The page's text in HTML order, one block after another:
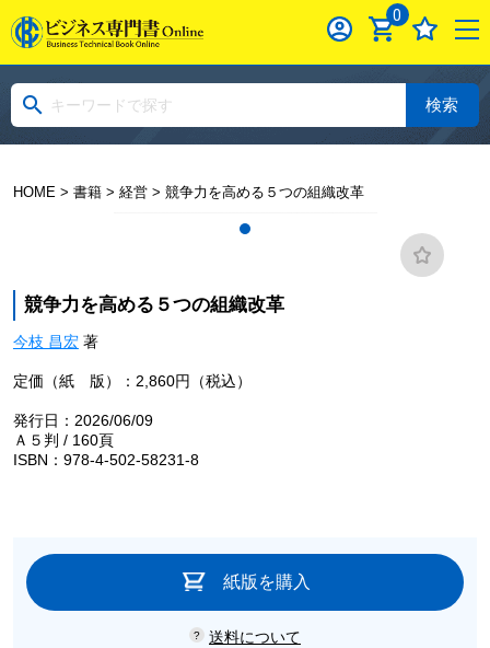
0
検索
HOME> 書籍> 経営> 競争力を高める５つの組織改革
競争力を高める５つの組織改革
今枝 昌宏著
定価（紙 版）：2,860円（税込）
発行日：2026/06/09
Ａ５判 / 160頁
ISBN：978-4-502-58231-8
紙版を購入
送料について